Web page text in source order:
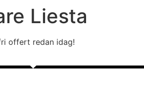
Liesta
offert redan idag!